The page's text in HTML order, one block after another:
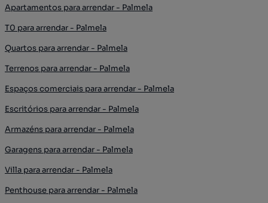
Apartamentos para arrendar - Palmela
T0 para arrendar - Palmela
Quartos para arrendar - Palmela
Terrenos para arrendar - Palmela
Espaços comerciais para arrendar - Palmela
Escritórios para arrendar - Palmela
Armazéns para arrendar - Palmela
Garagens para arrendar - Palmela
Villa para arrendar - Palmela
Penthouse para arrendar - Palmela